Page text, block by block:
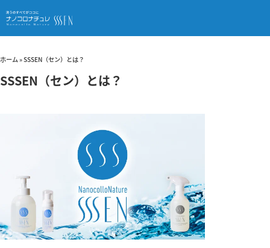
ホーム»SSSEN（セン）とは？
SSSEN（セン）とは？